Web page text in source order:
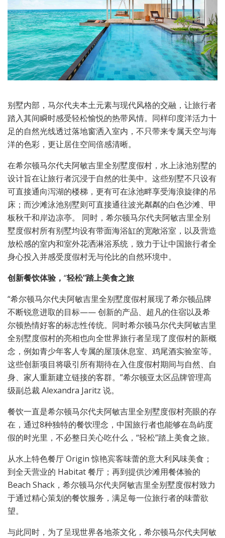
别墅内部，马尔代夫本土元素与现代风格的交融，让旅行者
踏入其间瞬时感受轻松愉悦的热带风情。同样印度洋活力十
足的自然光线透过落地窗洒入室内，不只带来专属天空与海
洋的色彩，更让居住空间倍感清晰。
在希尔顿马尔代夫阿敏吉里全别墅度假村，水上泳池别墅的
设计旨在让旅行者沉浸于自然的壮美中。这些别墅不只设有
可直接通向泻湖的楼梯，更有可在泳池畔享受海浪旋律的吊
床；而沙滩泳池别墅则可直接通往波光粼粼的白色沙滩、甲
板秋千和岸边凉亭。 同时，希尔顿马尔代夫阿敏吉里全别
墅度假村所有别墅均设有带面海浴缸的宽敞浴室，以及营造
放松感的室内和室外花洒淋浴系统，致力于让中国旅行者全
身心投入并感受度假村无与伦比的自然环境中。
创新餐饮体验， “轻松”踏上美食之旅
“希尔顿马尔代夫阿敏吉里全别墅度假村展现了希尔顿品牌
不断锐意进取的目标—— 创新的产品、超凡的住宿以及希
尔顿热情好客的标志性传统。同时希尔顿马尔代夫阿敏吉里
全别墅度假村的亮相也向全世界旅行者呈现了度假村的新概
念，例如青少年客人专属的屋顶休息室、鸡尾酒实验室等。
这些创新项目将吸引所有期待在入住度假村期间与自然、自
身、家人重新建立链接的客群。”希尔顿亚太区品牌管理高
级副总裁 Alexandra Jaritz 说。
餐饮一直是希尔顿马尔代夫阿敏吉里全别墅度假村亮眼的存
在，通过8种独特的餐饮理念，中国旅行者也能够在岛屿度
假的时光里，不必整日关心吃什么，“轻松”踏上美食之旅。
从水上特色餐厅 Origin 惊艳宾客味蕾的意大利风味美食；
到全天营业的 Habitat 餐厅；再到提供沙滩用餐体验的
Beach Shack，希尔顿马尔代夫阿敏吉里全别墅度假村致力
于通过精心策划的餐饮服务，满足每一位旅行者的味蕾欲
望。
与此同时，为了呈现世界各地茶文化，希尔顿马尔代夫阿敏